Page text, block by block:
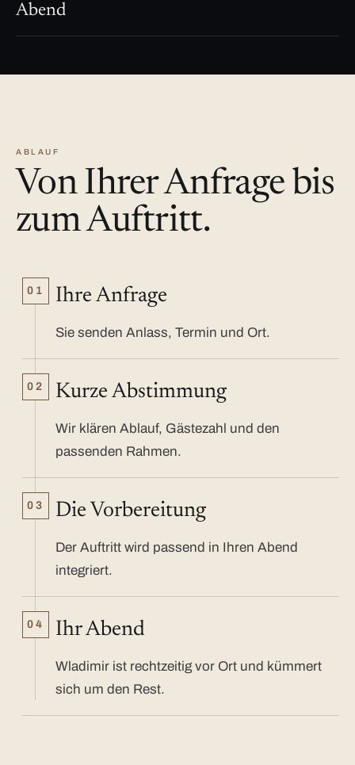
Abend
ABLAUF
Von Ihrer Anfrage bis
zum Auftritt.
01 Ihre Anfrage
Sie senden Anlass, Termin und Ort.
02 Kurze Abstimmung
Wir klären Ablauf, Gästezahl und den
passenden Rahmen.
03 Die Vorbereitung
Der Auftritt wird passend in Ihren Abend
integriert.
04 Ihr Abend
Wladimir ist rechtzeitig vor Ort und kümmert
sich um den Rest.